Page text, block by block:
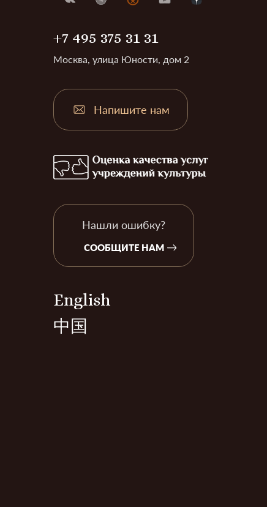
+7 495 375 31 31
Москва, улица Юности, дом 2
Напишите нам
Нашли ошибку?
СООБЩИТЕ НАМ
English
中国